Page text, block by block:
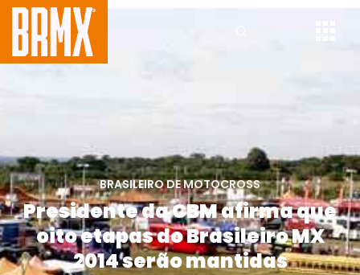
BRASILEIRO DE MOTOCROSS
Presidente da CBM afirma que
oito etapas do Brasileiro MX
2014 serão mantidas